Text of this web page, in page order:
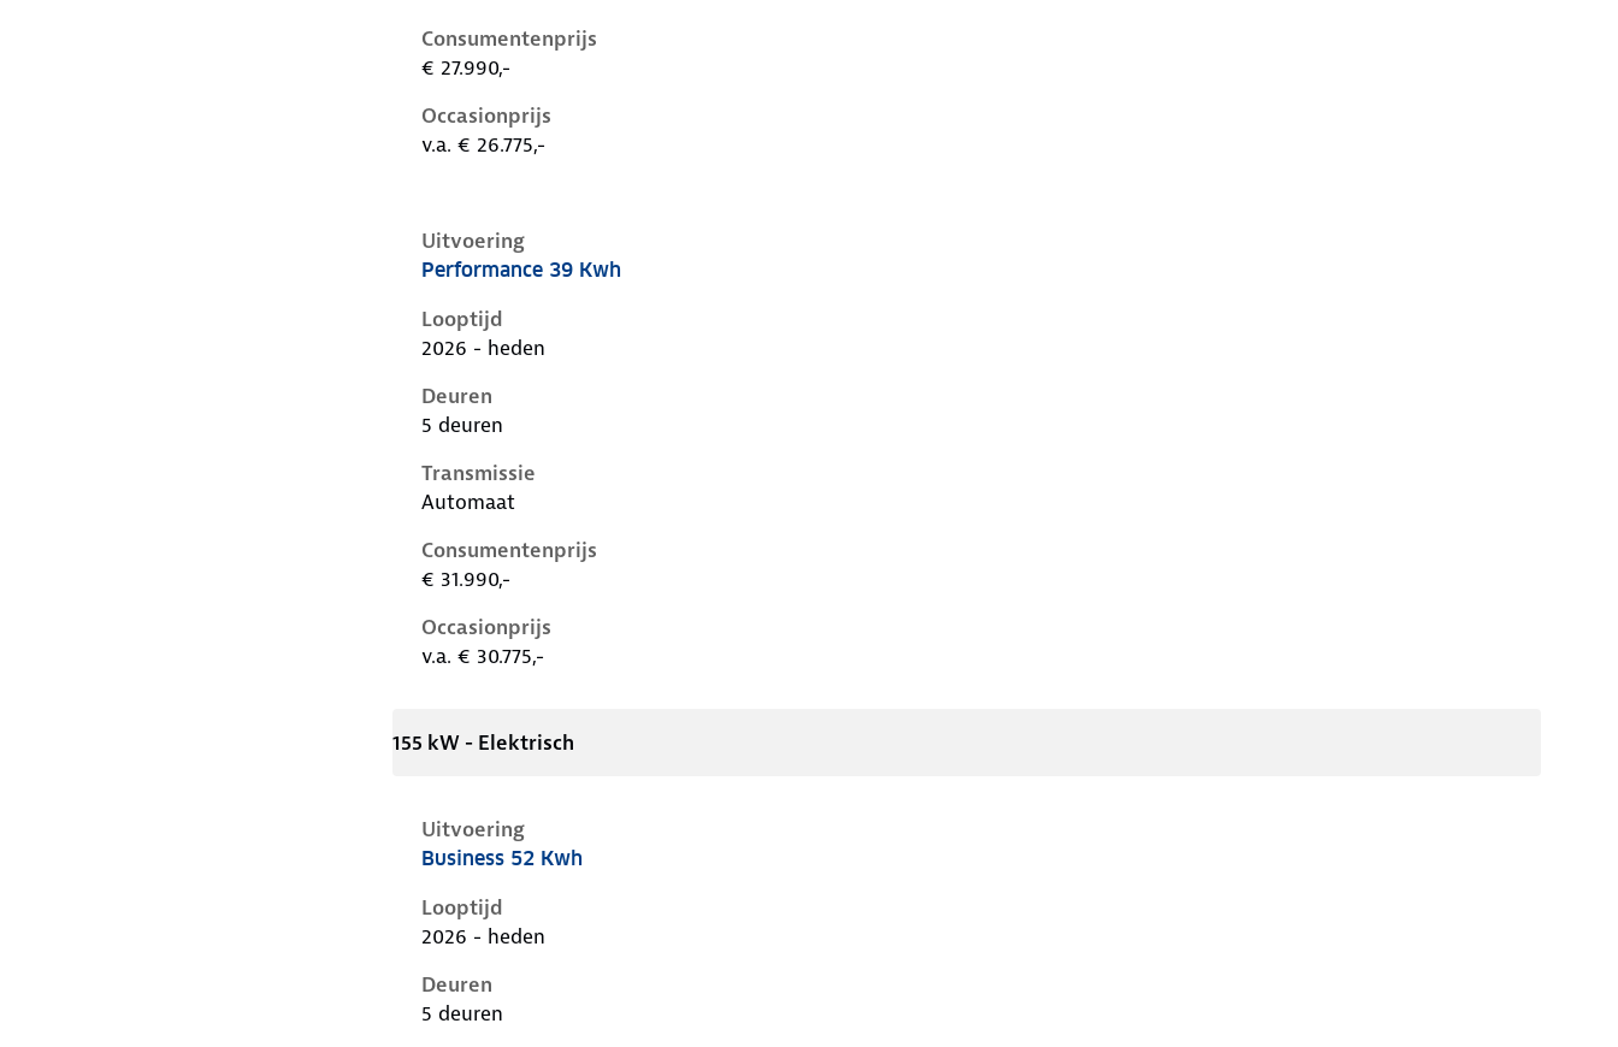
Consumentenprijs
€ 27.990,-
Occasionprijs
v.a. € 26.775,-
Uitvoering
Cupra Raval i, 39 kwh, 99 kW, Elektrisch, 5 deuren
Performance 39 Kwh
Looptijd
2026 - heden
Deuren
5 deuren
Transmissie
Automaat
Consumentenprijs
€ 31.990,-
Occasionprijs
v.a. € 30.775,-
155 kW - Elektrisch
Uitvoering
Cupra Raval i, 52 kwh, 155 kW, Elektrisch, 5 deuren
Business 52 Kwh
Looptijd
2026 - heden
Deuren
5 deuren